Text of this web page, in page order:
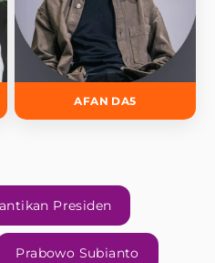
AFAN DA5
Presiden
Prabowo Subianto